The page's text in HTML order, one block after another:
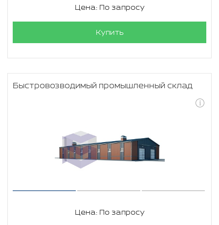
Цена: По запросу
Купить
Быстровозводимый промышленный склад
Цена: По запросу